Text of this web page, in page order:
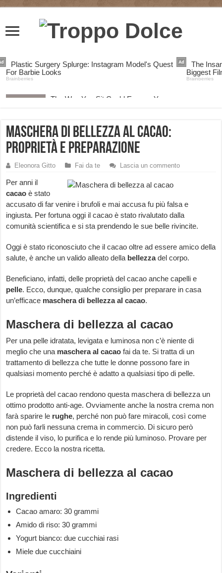
Maschera di bellezza al cacao:
proprietà e preparazione
Eleonora Gitto Fai da te Lascia un commento
Per anni il
cacao è stato
accusato di far venire i brufoli e mai accusa fu più falsa e
ingiusta. Per fortuna oggi il cacao è stato rivalutato dalla
comunità scientifica e si sta prendendo le sue belle rivincite.
Oggi è stato riconosciuto che il cacao oltre ad essere amico della
salute, è anche un valido alleato della bellezzadel corpo.
Beneficiano, infatti, delle proprietà del cacao anche capelli e
pelle. Ecco, dunque, qualche consiglio per preparare in casa
un’efficace maschera di bellezza al cacao.
Maschera di bellezza al cacao
Per una pelle idratata, levigata e luminosa non c’è niente di
meglio che una maschera al cacao fai da te. Si tratta di un
trattamento di bellezza che tutte le donne possono fare in
qualsiasi momento perché è adatto a qualsiasi tipo di pelle.
Le proprietà del cacao rendono questa maschera di bellezza un
ottimo prodotto anti-age. Ovviamente anche la nostra crema non
farà sparire le rughe, perché non può fare miracoli, così come
non può farli nessuna crema in commercio. Di sicuro però
distende il viso, lo purifica e lo rende più luminoso. Provare per
credere. Ecco la nostra ricetta.
Maschera di bellezza al cacao
Ingredienti
Cacao amaro: 30 grammi
Amido di riso: 30 grammi
Yogurt bianco: due cucchiai rasi
Miele due cucchiaini